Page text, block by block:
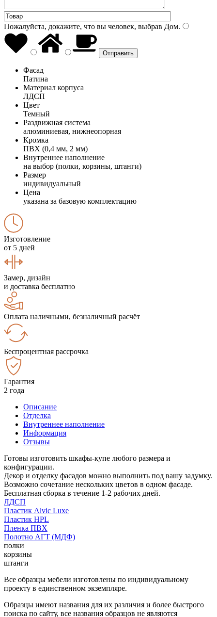
Пожалуйста, докажите, что вы человек, выбрав Дом.
Фасад
Патина
Материал корпуса
ЛДСП
Цвет
Темный
Раздвижная система
алюминиевая, нижнеопорная
Кромка
ПВХ (0,4 мм, 2 мм)
Внутреннее наполнение
на выбор (полки, корзины, штанги)
Размер
индивидуальный
Цена
указана за базовую комплектацию
Изготовление
от 5 дней
Замер, дизайн
и доставка бесплатно
Оплата наличными, безналичный расчёт
Беспроцентная рассрочка
Гарантия
2 года
Описание
Отделка
Внутреннее наполнение
Информация
Отзывы
Готовы изготовить шкафы-купе любого размера и
конфигурации.
Декор и отделку фасадов можно выполнить под вашу задумку.
Возможно сочетание нескольких цветов в одном фасаде.
Бесплатная сборка в течение 1-2 рабочих дней.
ЛДСП
Пластик Alvic Luxe
Пластик HPL
Пленка ПВХ
Полотно АГТ (МДФ)
полки
корзины
штанги
Все образцы мебели изготовлены по индивидуальному
проекту в единственном экземпляре.
Образцы имеют названия для их различия и более быстрого
поиска по сайту, все названия образцов не являются